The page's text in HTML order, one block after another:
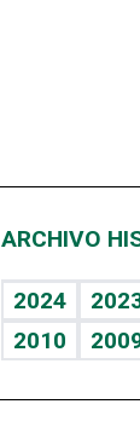
ARCHIVO
2024
2010